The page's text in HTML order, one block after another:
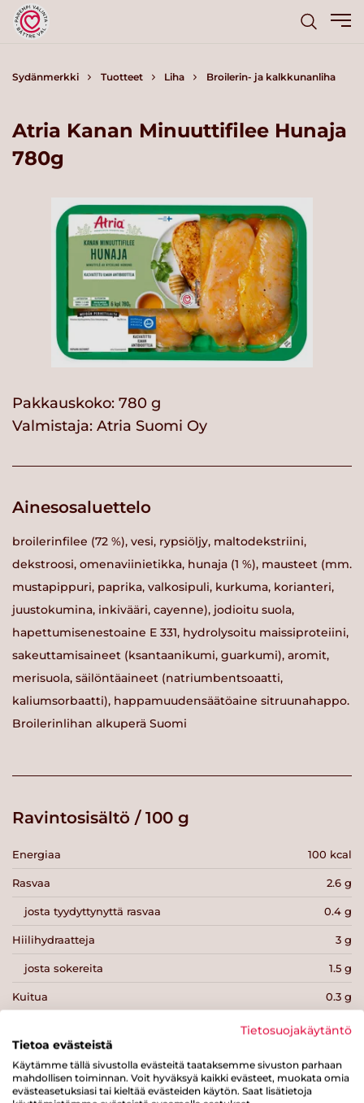
Sydänmerkki Tuotteet Liha Broilerin- ja kalkkunanliha
Atria Kanan Minuuttifilee Hunaja
780g
Pakkauskoko: 780 g
Valmistaja: Atria Suomi Oy
Ainesosaluettelo
broilerinfilee (72 %), vesi, rypsiöljy, maltodekstriini,
dekstroosi, omenaviinietikka, hunaja (1 %), mausteet (mm.
mustapippuri, paprika, valkosipuli, kurkuma, korianteri,
juustokumina, inkivääri, cayenne), jodioitu suola,
hapettumisenestoaine E 331, hydrolysoitu maissiproteiini,
sakeuttamisaineet (ksantaanikumi, guarkumi), aromit,
merisuola, säilöntäaineet (natriumbentsoaatti,
kaliumsorbaatti), happamuudensäätöaine sitruunahappo.
Broilerinlihan alkuperä Suomi
Ravintosisältö / 100 g
Energiaa 100 kcal
Rasvaa 2.6 g
josta tyydyttynyttä rasvaa 0.4 g
Hiilihydraatteja 3 g
josta sokereita 1.5 g
Kuitua 0.3 g
16 g
Suolaa
Tietosuojakäytäntö
Tietoa evästeistä
Käytämme tällä sivustolla evästeitä taataksemme sivuston parhaan
mahdollisen toiminnan. Voit hyväksyä kaikki evästeet, muokata omia
evästeasetuksiasi tai kieltää evästeiden käytön. Saat lisätietoja